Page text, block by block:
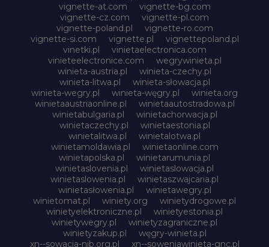
vignette-at.com
vignette-bg.com
vignette-cz.com
vignette-pl.com
vignette-poland.pl
vignette-ro.com
vignette-si.com
vignette.pl
vignettepoland.pl
vinetki.pl
vinietaelectronica.com
vinieteelectronice.com
wegrywinieta.pl
winieta-austria.pl
winieta-czechy.pl
winieta-litwa.pl
winieta-słowacja.pl
winieta-wegry.pl
winieta-węgry.pl
winieta.org
winietaaustriaonline.pl
winietaautostradowa.pl
winietabulgaria.pl
winietachorwacja.pl
winietaczechy.pl
winietaestonia.pl
winietalitwa.pl
winietalotwa.pl
winietamoldawia.pl
winietaonline.com
winietapolska.pl
winietarumunia.pl
winietaslovenia.pl
winietaslowacja.pl
winietaslowenia.pl
winietaszwajcaria.pl
winietasłowenia.pl
winietawegry.pl
winietomat.pl
winiety.org
winietydrogowe.pl
winietyelektroniczne.pl
winietyestonia.pl
winietywegry.pl
winietyzagraniczne.pl
winietyzakup.pl
węgry-winieta.pl
xn--sowacja-njb.org.pl
xn--soweniawinieta-gnc.pl